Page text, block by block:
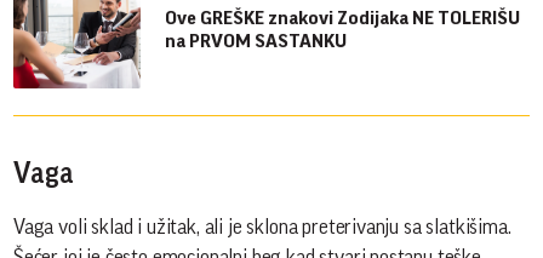
Ove GREŠKE znakovi Zodijaka NE TOLERIŠU
na PRVOM SASTANKU
Vaga
Vaga voli sklad i užitak, ali je sklona preterivanju sa slatkišima.